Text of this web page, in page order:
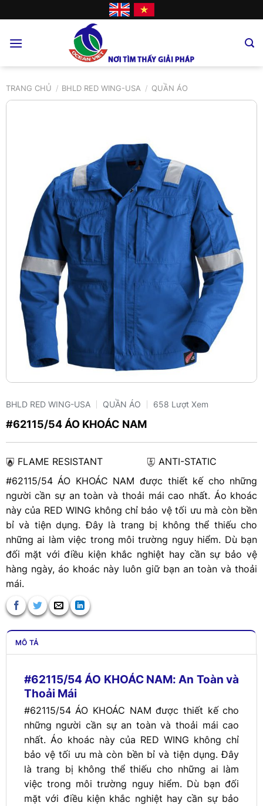
to
TRANG CHỦ / BHLD RED WING-USA / QUẦN ÁO
BHLD RED WING-USA QUẦN ÁO 658 Lượt Xem
#62115/54 ÁO KHOÁC NAM
FLAME RESISTANT
ANTI-STATIC
#62115/54 ÁO KHOÁC NAM được thiết kế cho những
người cần sự an toàn và thoải mái cao nhất. Áo khoác
này của RED WING không chỉ bảo vệ tối ưu mà còn bền
bỉ và tiện dụng. Đây là trang bị không thể thiếu cho
những ai làm việc trong môi trường nguy hiểm. Dù bạn
đối mặt với điều kiện khắc nghiệt hay cần sự bảo vệ
hàng ngày, áo khoác này luôn giữ bạn an toàn và thoải
mái.
MÔ TẢ
#62115/54 ÁO KHOÁC NAM: An Toàn và
Thoải Mái
#62115/54 ÁO KHOÁC NAM được thiết kế cho
những người cần sự an toàn và thoải mái cao
nhất. Áo khoác này của RED WING không chỉ
bảo vệ tối ưu mà còn bền bỉ và tiện dụng. Đây
là trang bị không thể thiếu cho những ai làm
việc trong môi trường nguy hiểm. Dù bạn đối
mặt với điều kiện khắc nghiệt hay cần sự bảo